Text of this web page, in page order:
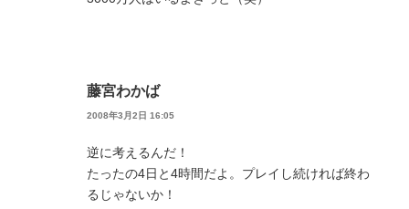
藤宮わかば
2008年3月2日 16:05
逆に考えるんだ！
たったの4日と4時間だよ。プレイし続ければ終わ
るじゃないか！